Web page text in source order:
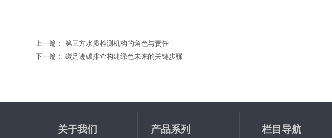
上一篇： 第三方水质检测机构的角色与责任
下一篇： 碳足迹碳排查构建绿色未来的关键步骤
关于我们 产品系列 栏目导航